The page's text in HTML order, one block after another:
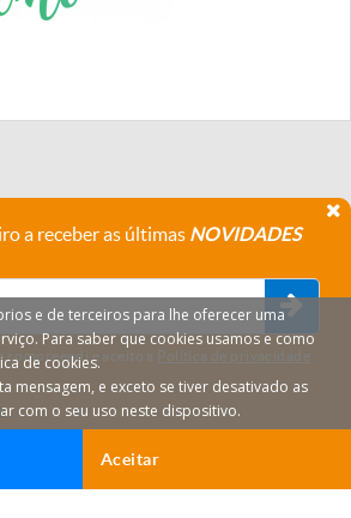
a receber as últimas NOVIDADES
compreendi e aceito a Política de privacidade
e de terceiros para lhe oferecer uma
Para saber que cookies usamos e como
de cookies.
mensagem, e exceto se tiver desativado as
com o seu uso neste dispositivo.
Aceitar